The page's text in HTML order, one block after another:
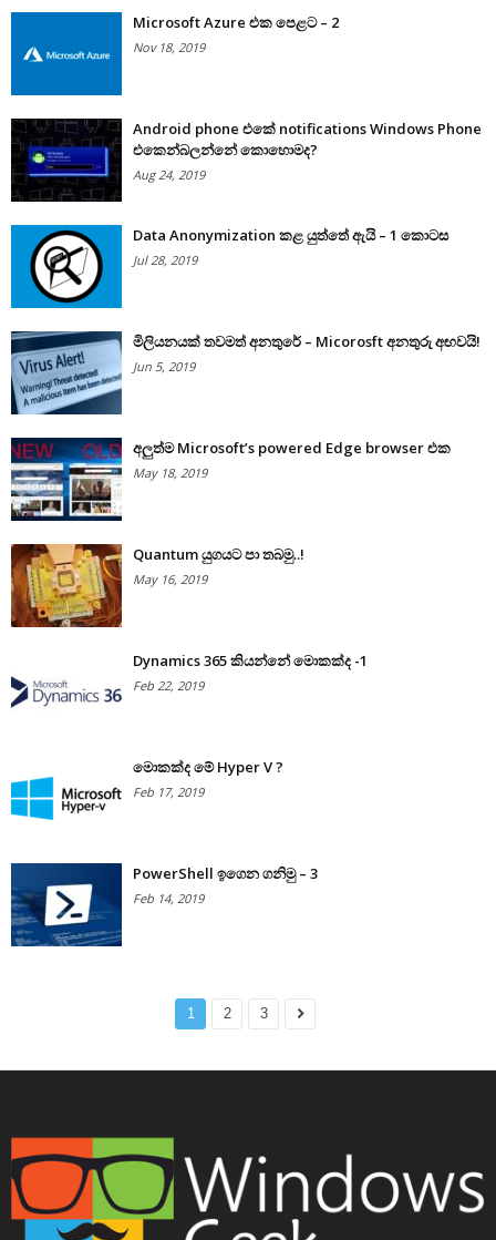
Microsoft Azure එක පෙළට – 2
Nov 18, 2019
Android phone එකේ notifications Windows Phone
එකෙන්බලන්නේ කොහොමද?
Aug 24, 2019
Data Anonymization කළ යුත්තේ ඇයි – 1 කොටස
Jul 28, 2019
මිලියනයක් තවමත් අනතුරේ – Micorosft අනතුරු අඟවයි!
Jun 5, 2019
අලුත්ම Microsoft’s powered Edge browser එක
May 18, 2019
Quantum යුගයට පා තබමු..!
May 16, 2019
Dynamics 365 කියන්නේ මොකක්ද -1
Feb 22, 2019
මොකක්ද මේ Hyper V ?
Feb 17, 2019
PowerShell ඉගෙන ගනිමු – 3
Feb 14, 2019
1 2 3